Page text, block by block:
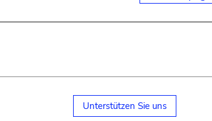
Unterstützen Sie uns